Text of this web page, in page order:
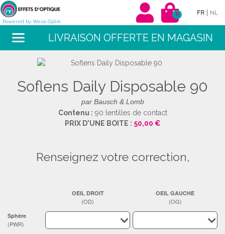
Powered by Weiss Optik
0 FR | NL
LIVRAISON OFFERTE EN MAGASIN
Soflens Daily Disposable 90
par Bausch & Lomb
Contenu : 90 lentilles de contact
PRIX D'UNE BOITE : 50,00 €
renseignez votre correction,
Sphère
(PWR)
OEIL DROIT
(OD)
OEIL GAUCHE
(OG)